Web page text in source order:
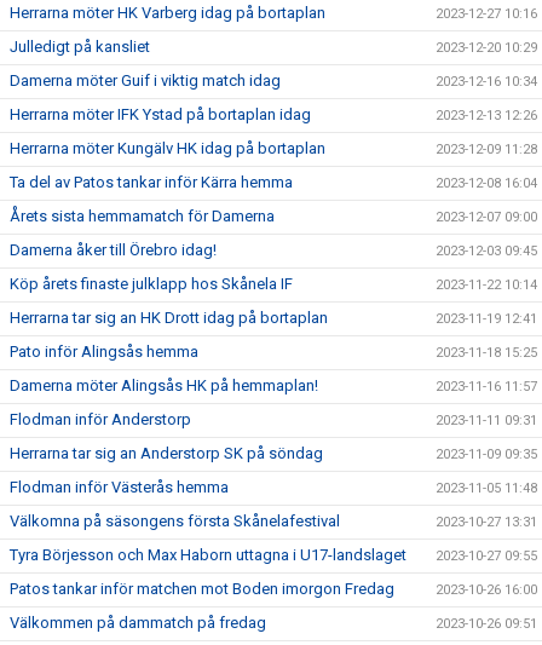
Herrarna möter HK Varberg idag på bortaplan 2023-12-27 10:16
Julledigt på kansliet 2023-12-20 10:29
Damerna möter Guif i viktig match idag 2023-12-16 10:34
Herrarna möter IFK Ystad på bortaplan idag 2023-12-13 12:26
Herrarna möter Kungälv HK idag på bortaplan 2023-12-09 11:28
Ta del av Patos tankar inför Kärra hemma 2023-12-08 16:04
Årets sista hemmamatch för Damerna 2023-12-07 09:00
Damerna åker till Örebro idag! 2023-12-03 09:45
Köp årets finaste julklapp hos Skånela IF 2023-11-22 10:14
Herrarna tar sig an HK Drott idag på bortaplan 2023-11-19 12:41
Pato inför Alingsås hemma 2023-11-18 15:25
Damerna möter Alingsås HK på hemmaplan! 2023-11-16 11:57
Flodman inför Anderstorp 2023-11-11 09:31
Herrarna tar sig an Anderstorp SK på söndag 2023-11-09 09:35
Flodman inför Västerås hemma 2023-11-05 11:48
Välkomna på säsongens första Skånelafestival 2023-10-27 13:31
Tyra Börjesson och Max Haborn uttagna i U17-landslaget 2023-10-27 09:55
Patos tankar inför matchen mot Boden imorgon Fredag 2023-10-26 16:00
Välkommen på dammatch på fredag 2023-10-26 09:51